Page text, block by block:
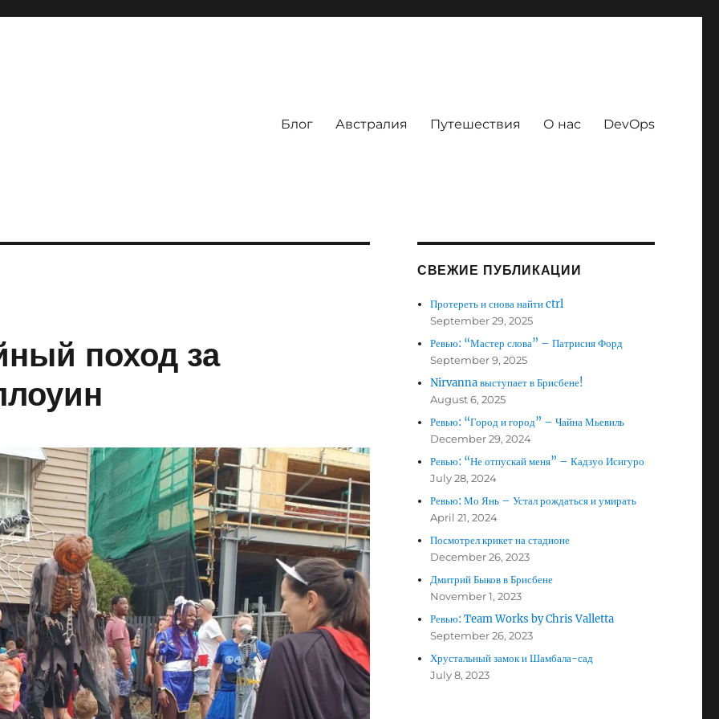
Блог Австралия Путешествия О нас DevOps
поход за
СВЕЖИЕ ПУБЛИКАЦИИ
Протереть и снова найти ctrl
September 29, 2025
Ревью: “Мастер слова” – Патрисия Форд
September 9, 2025
Nirvanna выступает в Брисбене!
August 6, 2025
Ревью: “Город и город” – Чайна Мьевиль
December 29, 2024
Ревью: “Не отпускай меня” – Кадзуо Исигуро
July 28, 2024
Ревью: Мо Янь – Устал рождаться и умирать
April 21, 2024
Посмотрел крикет на стадионе
December 26, 2023
Дмитрий Быков в Брисбене
November 1, 2023
Ревью: Team Works by Chris Valletta
September 26, 2023
Хрустальный замок и Шамбала-сад
July 8, 2023